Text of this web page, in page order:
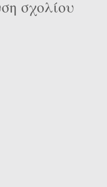
σχολίου